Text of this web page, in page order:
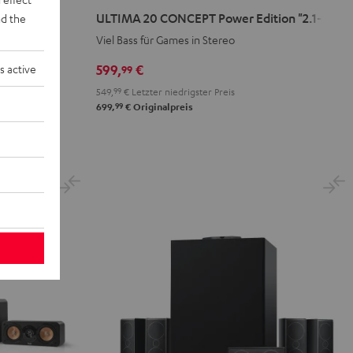
Power
Edition
"2.1-
Set"
Power
Edition
"2.1-
Set"
ULTIMA 20 CONCEPT Power Edition "2.1-Set"
Viel Bass für Games in Stereo
599,99 €
549,99 € Letzter niedrigster Preis
699,99 € Originalpreis
the
active